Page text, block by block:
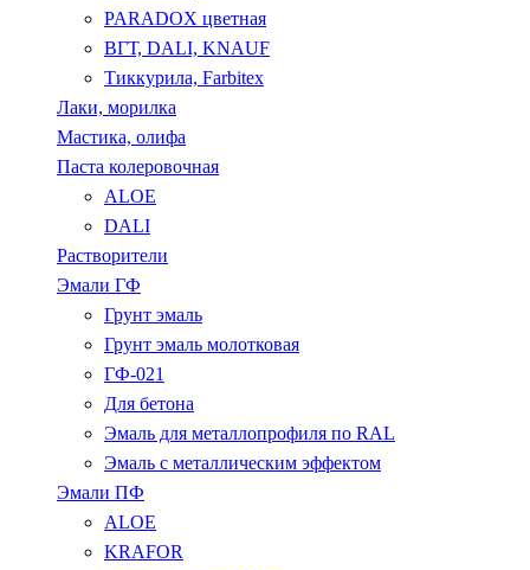
PARADOX цветная
ВГТ, DALI, KNAUF
Тиккурила, Farbitex
Лаки, морилка
Мастика, олифа
Паста колеровочная
ALOE
DALI
Растворители
Эмали ГФ
Грунт эмаль
Грунт эмаль молотковая
ГФ-021
Для бетона
Эмаль для металлопрофиля по RAL
Эмаль с металлическим эффектом
Эмали ПФ
ALOE
KRAFOR